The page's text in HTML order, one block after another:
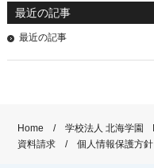
最近の記事
最近の記事
Home 学校法人 北海学園
資料請求
個人情報保護方針